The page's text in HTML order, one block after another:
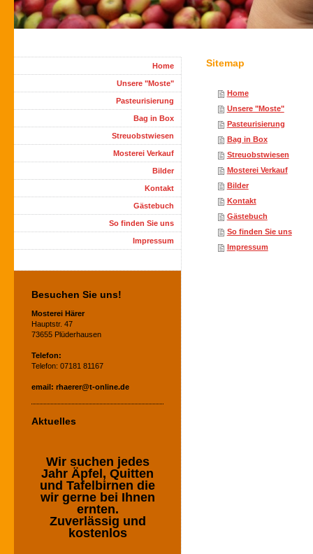
Sitemap
Home
Unsere "Moste"
Pasteurisierung
Bag in Box
Streuobstwiesen
Mosterei Verkauf
Bilder
Kontakt
Gästebuch
So finden Sie uns
Impressum
Home
Unsere "Moste"
Pasteurisierung
Bag in Box
Streuobstwiesen
Mosterei Verkauf
Bilder
Kontakt
Gästebuch
So finden Sie uns
Impressum
Besuchen Sie uns!
Mosterei Härer
Hauptstr. 47
73655 Plüderhausen
Telefon:
Telefon: 07181 81167
email: rhaerer@t-online.de
Aktuelles
Wir suchen jedes
Jahr Äpfel, Quitten
und Tafelbirnen die
wir gerne bei Ihnen
ernten.
Zuverlässig und
kostenlos